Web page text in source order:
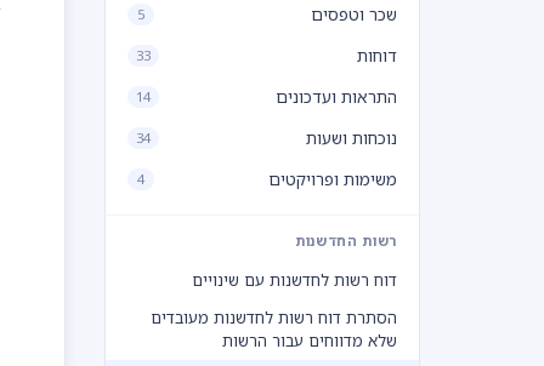
שכר וטפסים 5
דוחות 33
התראות ועדכונים 14
נוכחות ושעות 34
משימות ופרויקטים 4
רשות החדשנות
דוח רשות לחדשנות עם שינויים
הסתרת דוח רשות לחדשנות מעובדים
שלא מדווחים עבור הרשות